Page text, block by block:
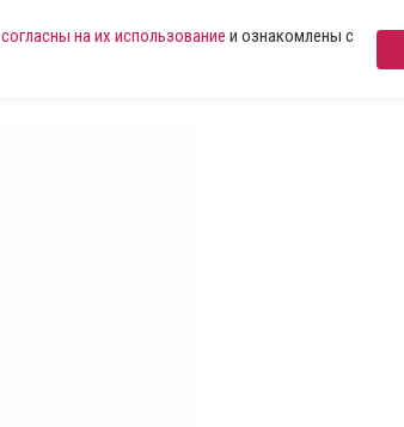
согласны на их использование и ознакомлены с